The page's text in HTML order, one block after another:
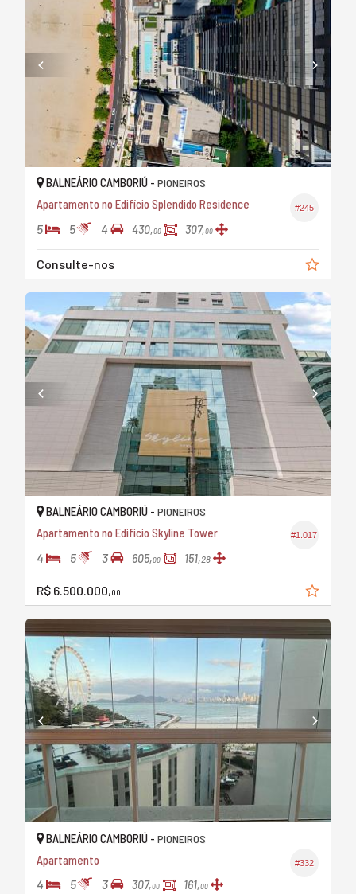
#245
BALNEÁRIO CAMBORIÚ - PIONEIROS
Apartamento no Edifício Splendido Residence
5 5 4 430,00 307,00
Consulte-nos
#1.017
BALNEÁRIO CAMBORIÚ - PIONEIROS
Apartamento no Edifício Skyline Tower
4 5 3 605,00 151,28
R$ 6.500.000,00
#332
BALNEÁRIO CAMBORIÚ - PIONEIROS
Apartamento
4 5 3 307,00 161,00